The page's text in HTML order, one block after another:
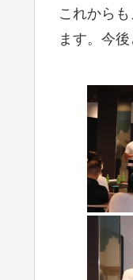
これから
ます。今